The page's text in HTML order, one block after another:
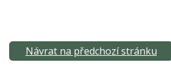
Návrat na předchozí stránku